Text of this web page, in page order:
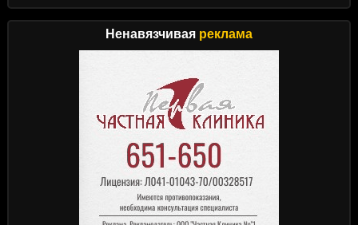
Ненавязчивая реклама